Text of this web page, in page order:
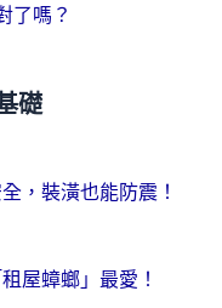
了嗎？
礎
，裝潢也能防震！
屋蟑螂」最愛！